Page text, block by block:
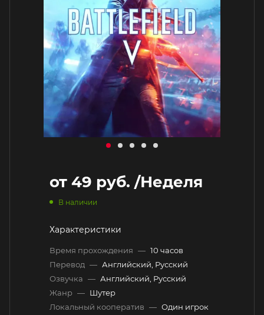
от 49 руб. /Неделя
В наличии
Характеристики
Время прохождения — 10 часов
Перевод — Английский, Русский
Озвучка — Английский, Русский
Жанр — Шутер
Локальный кооператив — Один игрок